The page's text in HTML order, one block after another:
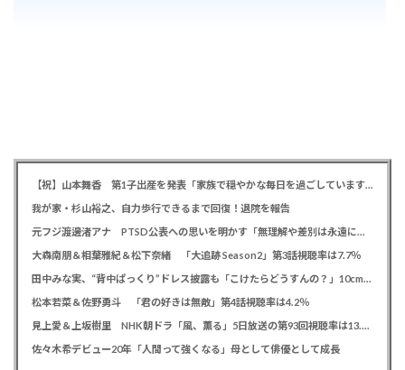
【祝】山本舞香 第1子出産を発表「家族で穏やかな毎日を過ごしています」、夫はマイファスHiro
我が家・杉山裕之、自力歩行できるまで回復！退院を報告
元フジ渡邊渚アナ PTSD公表への思いを明かす「無理解や差別は永遠に変わらない」「同じ病気になったことのない人間にはわからない」
大森南朋＆相葉雅紀＆松下奈緒 「大追跡 Season2」第3話視聴率は7.7％
田中みな実、“背中ぱっくり”ドレス披露も「こけたらどうすんの？」10cm超ヒールに心配の声寄せられる
松本若菜＆佐野勇斗 「君の好きは無敵」第4話視聴率は4.2％
見上愛＆上坂樹里 NHK朝ドラ「風、薫る」5日放送の第93回視聴率は13.5％
佐々木希デビュー20年「人間って強くなる」母として俳優として成長